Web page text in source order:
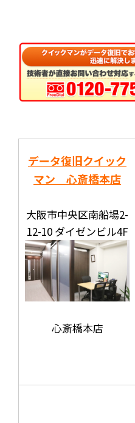
データ復旧クイック
マン 心斎橋本店
大阪市中央区南船場2-
12-10 ダイゼンビル4F
心斎橋本店